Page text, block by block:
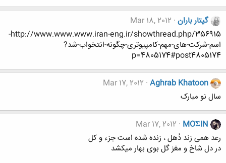
گیتار باران Mar 18, 2012
http://www.www.www.iran-eng.ir/showthread.php/356915-
اسم-شرکت-های-مهم-کامپیوتری-چگونه-انتخواب-شد?
p=4805174#post4805174
Aghrab Khatoon
Mar 17, 2012
سال نو مبارک
MOΣIN
Mar 17, 2012
رعد همی زند دُهل ، زنده شده است جزء و کل
در دل شاخ و مغز گل بوی بهار می‏کشد